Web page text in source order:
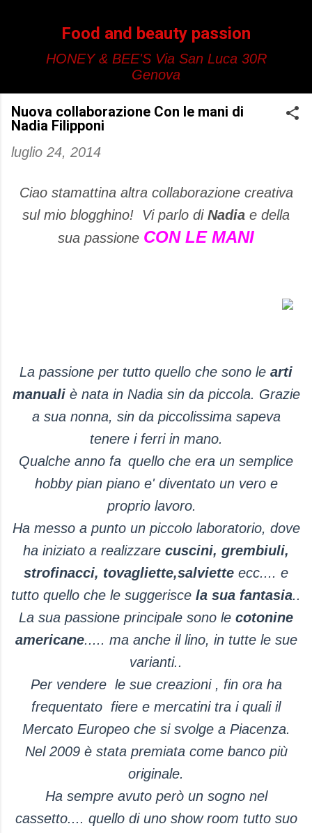
Food and beauty passion
HONEY & BEE'S Via San Luca 30R
Genova
Nuova collaborazione Con le mani di
Nadia Filipponi
luglio 24, 2014
Ciao stamattina altra collaborazione creativa
sul mio blogghino! Vi parlo di Nadia e della
sua passione CON LE MANI
La passione per tutto quello che sono le arti
manuali è nata in Nadia sin da piccola. Grazie
a sua nonna, sin da piccolissima sapeva
tenere i ferri in mano.
Qualche anno fa quello che era un semplice
hobby pian piano e' diventato un vero e
proprio lavoro.
Ha messo a punto un piccolo laboratorio, dove
ha iniziato a realizzare cuscini, grembiuli,
strofinacci, tovagliette,salviette ecc.... e
tutto quello che le suggerisce la sua fantasia..
La sua passione principale sono le cotonine
americane..... ma anche il lino, in tutte le sue
varianti..
Per vendere le sue creazioni , fin ora ha
frequentato fiere e mercatini tra i quali il
Mercato Europeo che si svolge a Piacenza.
Nel 2009 è stata premiata come banco più
originale.
Ha sempre avuto però un sogno nel
cassetto.... quello di uno show room tutto suo